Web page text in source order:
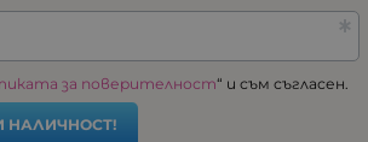
за поверителност“ и съм съгласен.
НАЛИЧНОСТ!